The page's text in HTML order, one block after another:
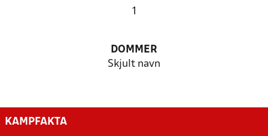
1
DOMMER
Skjult navn
KAMPFAKTA